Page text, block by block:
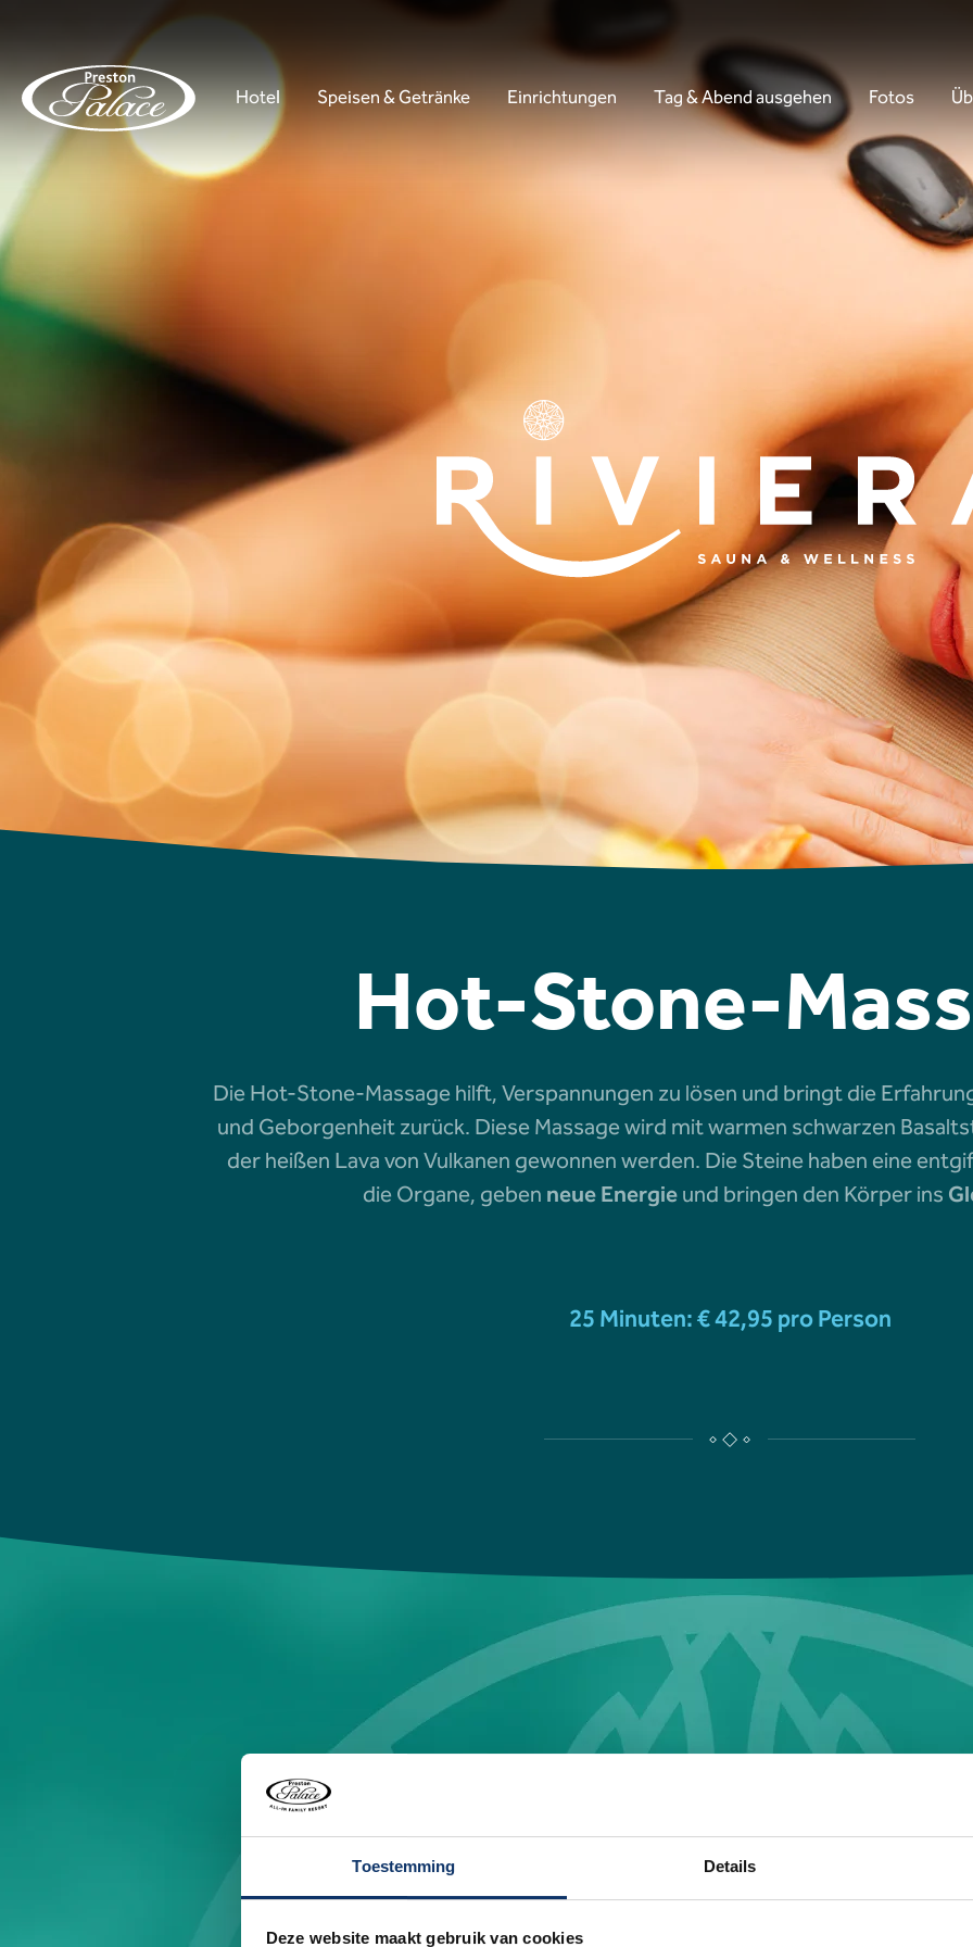
Toestemming Details
Deze website maakt gebruik van cookies
Hotel Speisen & Getränke Einrichtungen Tag & Abend ausgehen Fotos
Hot-Stone-
Die Hot-Stone-Massage hilft, Verspannungen zu lösen und bringt die
und Geborgenheit zurück. Diese Massage wird mit warmen schwarzen
der heißen Lava von Vulkanen gewonnen werden. Die Steine haben eine
die Organe, gebenneue Energieund bringen den Körper ins
25 Minuten: € 42,95 pro Person